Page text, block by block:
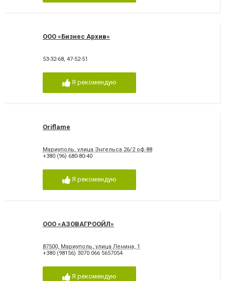
ООО «Бизнес Архив»
53-32-68, 47-52-51
Я рекомендую
Oriflame
Мариуполь, улица Энгельса 26/2 оф.88
+380 (96) 680-80-40
Я рекомендую
ООО «АЗОВАГРООЙЛ»
87500, Мариуполь, улица Ленина, 1
+380 (98156) 3070 066 5657054
Я рекомендую